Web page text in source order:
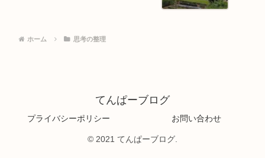
ホーム 思考の整理
てんぱーブログ
プライバシーポリシー お問い合わせ
© 2021 てんぱーブログ.